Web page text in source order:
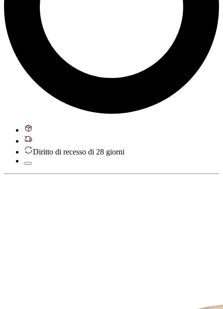
Diritto di recesso di 28 giorni